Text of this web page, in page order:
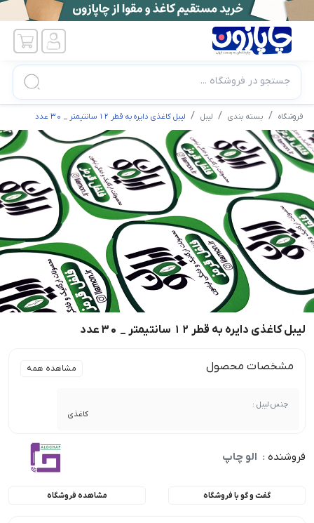
جستجو در فروشگاه ...
فروشگاه بسته بندی لیبل لیبل کاغذی دایره به قطر 12 سانتیمتر _ 30 عدد
لیبل کاغذی دایره به قطر 12 سانتیمتر _ 30 عدد
مشخصات محصول مشاهده همه
جنس لیبل :
کاغذی
فروشنده : الو چاپ
گفت و گو با فروشگاه مشاهده فروشگاه